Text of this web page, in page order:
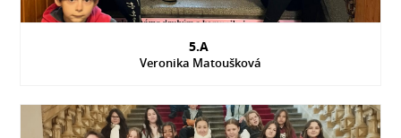
5.A
Veronika Matoušková